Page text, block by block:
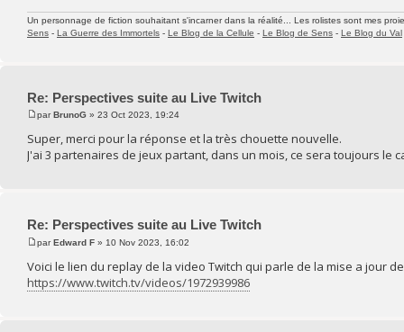
Un personnage de fiction souhaitant s'incarner dans la réalité... Les rolistes sont mes
Sens - La Guerre des Immortels - Le Blog de la Cellule - Le Blog de Sens - Le Blog du Val
Re: Perspectives suite au Live Twitch
parBrunoG » 23 Oct 2023, 19:24
Super, merci pour la réponse et la très chouette nouvelle.
J'ai 3 partenaires de jeux partant, dans un mois, ce sera toujours le
Re: Perspectives suite au Live Twitch
parEdward F » 10 Nov 2023, 16:02
Voici le lien du replay de la video Twitch qui parle de la mise a jour
https://www.twitch.tv/videos/1972939986